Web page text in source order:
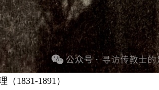
（1831-1891）